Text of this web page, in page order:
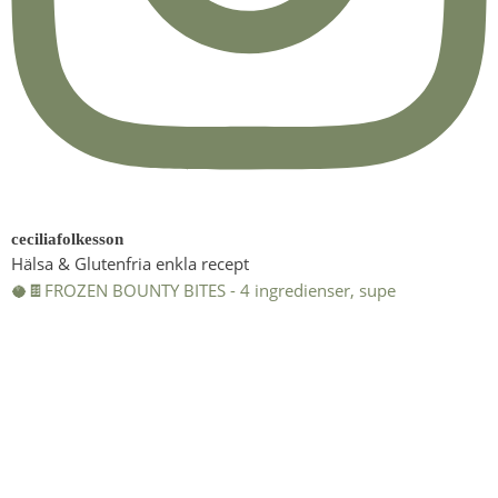
ceciliafolkesson
Hälsa & Glutenfria enkla recept
🥥🍫FROZEN BOUNTY BITES - 4 ingredienser, supe